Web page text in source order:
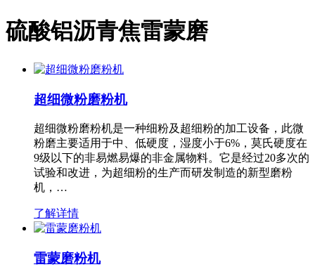
硫酸铝沥青焦雷蒙磨
超细微粉磨粉机
超细微粉磨粉机是一种细粉及超细粉的加工设备，此微
粉磨主要适用于中、低硬度，湿度小于6%，莫氏硬度在
9级以下的非易燃易爆的非金属物料。它是经过20多次的
试验和改进，为超细粉的生产而研发制造的新型磨粉
机，…
了解详情
雷蒙磨粉机